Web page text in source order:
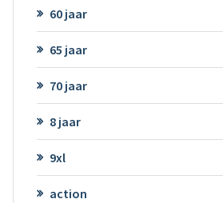
60 jaar
65 jaar
70 jaar
8 jaar
9xl
action